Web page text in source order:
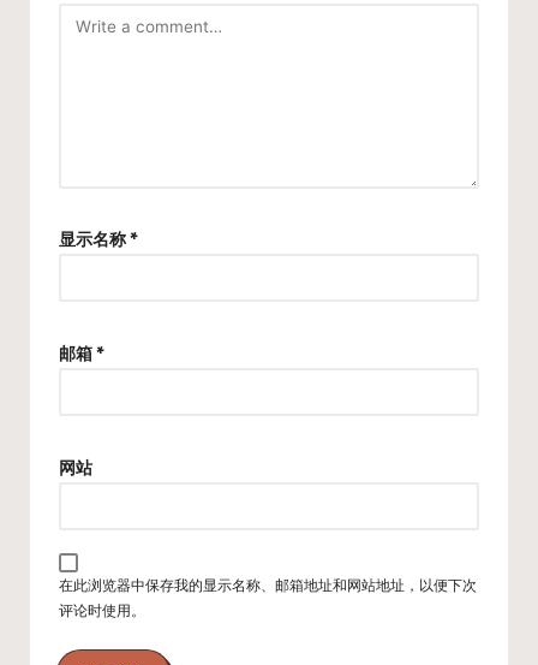
显示名称*
邮箱*
网站
在此浏览器中保存我的显示名称、邮箱地址和网站地址，以便下次
评论时使用。